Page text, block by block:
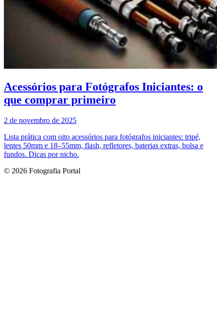
Acessórios para Fotógrafos Iniciantes: o
que comprar primeiro
2 de novembro de 2025
Lista prática com oito acessórios para fotógrafos iniciantes: tripé,
lentes 50mm e 18–55mm, flash, refletores, baterias extras, bolsa e
fundos. Dicas por nicho.
© 2026 Fotografia Portal